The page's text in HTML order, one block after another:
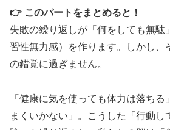
10錠 1,870円〜 （1錠187円
🍽️
食事影響を受けにくい
設計
💊
タダラフィル 5mg/10mg/
を自由に楽しみたい方に最適な選
👉 このパートをまとめると！
失敗の繰り返しが「何をしても無駄
習性無力感）を作ります。しかし、
の錯覚に過ぎません。
「健康に気を使っても体力は落ちる
まくいかない」。こうした「行動し